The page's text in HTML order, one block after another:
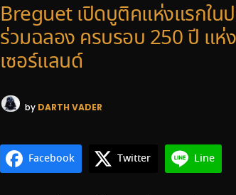
Breguet เปิดบูติคแห่งแรกใน
ร่วมฉลอง ครบรอบ 250 ปี แห่
เซอร์แลนด์
by DARTH VADER
Facebook Twitter Line